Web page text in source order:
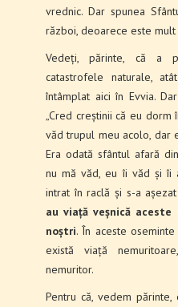
vrednic. Dar spunea
război, deoarece este mult
Vedeți, părinte, că a
catastrofele naturale,
întâmplat aici în Evvia.
„Cred creștinii că eu
văd trupul meu acolo, dar
Era odată sfântul afară
nu mă văd, eu îi văd și îi
intrat în raclă și s-a
au viață veșnică
noștri. În aceste
există viață
nemuritor.
Pentru că, vedem